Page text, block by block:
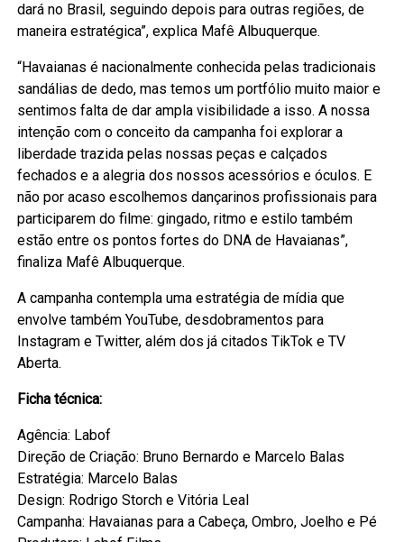
dará no Brasil, seguindo depois para outras regiões, de
maneira estratégica”, explica Mafê Albuquerque.
“Havaianas é nacionalmente conhecida pelas tradicionais
sandálias de dedo, mas temos um portfólio muito maior e
sentimos falta de dar ampla visibilidade a isso. A nossa
intenção com o conceito da campanha foi explorar a
liberdade trazida pelas nossas peças e calçados
fechados e a alegria dos nossos acessórios e óculos. E
não por acaso escolhemos dançarinos profissionais para
participarem do filme: gingado, ritmo e estilo também
estão entre os pontos fortes do DNA de Havaianas”,
finaliza Mafê Albuquerque.
A campanha contempla uma estratégia de mídia que
envolve também YouTube, desdobramentos para
Instagram e Twitter, além dos já citados TikTok e TV
Aberta.
Ficha técnica:
Agência: Labof
Direção de Criação: Bruno Bernardo e Marcelo Balas
Estratégia: Marcelo Balas
Design: Rodrigo Storch e Vitória Leal
Campanha: Havaianas para a Cabeça, Ombro, Joelho e Pé